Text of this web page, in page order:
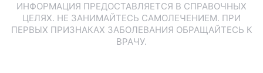
ИНФОРМАЦИЯ ПРЕДОСТАВЛЯЕТСЯ В СПРАВОЧНЫХ
ЦЕЛЯХ. НЕ ЗАНИМАЙТЕСЬ САМОЛЕЧЕНИЕМ. ПРИ
ПЕРВЫХ ПРИЗНАКАХ ЗАБОЛЕВАНИЯ ОБРАЩАЙТЕСЬ К
ВРАЧУ.